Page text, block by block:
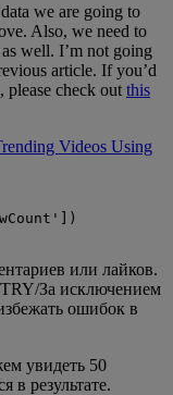
we are going to
Also, we need to
well. I’m not going
article. If you’d
check out this
Videos Using
или лайков.
За исключением
ошибок в
увидеть 50
в результате.